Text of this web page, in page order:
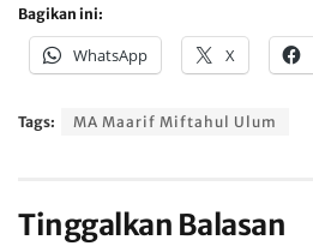
Bagikan ini:
WhatsApp X
Tags: MA Maarif Miftahul Ulum
Tinggalkan Balasan